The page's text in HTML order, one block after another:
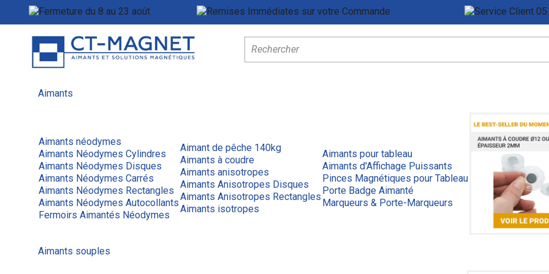
Fermeture du 8 au 23 août Remises Immédiates sur votre Commande
Aimants
Aimants néodymes
Aimants Néodymes Cylindres
Aimants Néodymes Disques
Aimants Néodymes Carrés
Aimants Néodymes Rectangles
Aimants Néodymes Autocollants
Fermoirs Aimantés Néodymes
Aimant de pêche 140kg
Aimants à coudre
Aimants anisotropes
Aimants Anisotropes Disques
Aimants Anisotropes Rectangles
Aimants isotropes
Aimants pour tableau
Aimants d'Affichage Puissants
Pinces Magnétiques pour Tableau
Porte Badge Aimanté
Marqueurs & Porte-Marqueurs
Aimants souples